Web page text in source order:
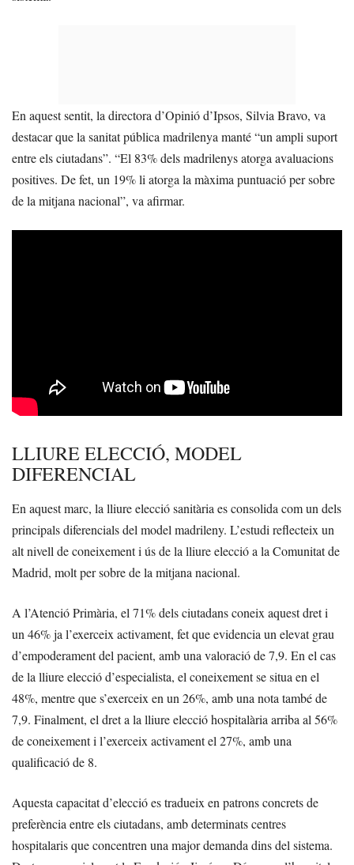
En aquest sentit, la directora d’Opinió d’Ipsos, Silvia Bravo, va
destacar que la sanitat pública madrilenya manté “un ampli suport
entre els ciutadans”. “El 83% dels madrilenys atorga avaluacions
positives. De fet, un 19% li atorga la màxima puntuació per sobre
de la mitjana nacional”, va afirmar.
LLIURE ELECCIÓ, MODEL
DIFERENCIAL
En aquest marc, la lliure elecció sanitària es consolida com un dels
principals diferencials del model madrileny. L’estudi reflecteix un
alt nivell de coneixement i ús de la lliure elecció a la Comunitat de
Madrid, molt per sobre de la mitjana nacional.
A l’Atenció Primària, el 71% dels ciutadans coneix aquest dret i
un 46% ja l’exerceix activament, fet que evidencia un elevat grau
d’empoderament del pacient, amb una valoració de 7,9. En el cas
de la lliure elecció d’especialista, el coneixement se situa en el
48%, mentre que s’exerceix en un 26%, amb una nota també de
7,9. Finalment, el dret a la lliure elecció hospitalària arriba al 56%
de coneixement i l’exerceix activament el 27%, amb una
qualificació de 8.
Aquesta capacitat d’elecció es tradueix en patrons concrets de
preferència entre els ciutadans, amb determinats centres
hospitalaris que concentren una major demanda dins del sistema.